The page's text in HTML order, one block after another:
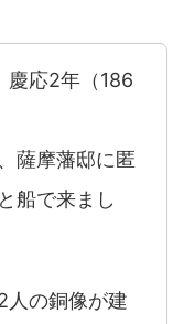
慶応2年（186
薩摩藩邸に匿
船で来まし
人の銅像が建